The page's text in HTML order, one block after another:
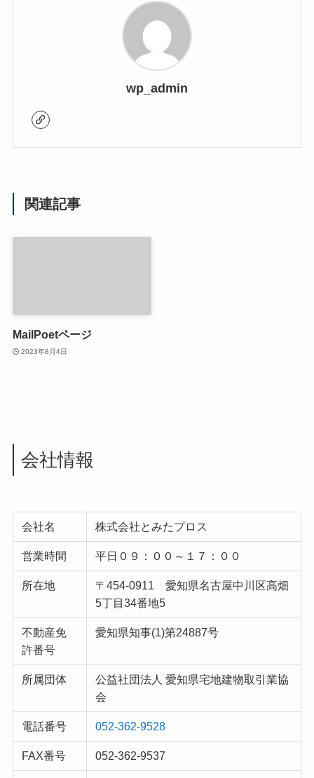
wp_admin
関連記事
MailPoetページ
2023年8月4日
会社情報
会社名 株式会社とみたプロス
営業時間 平日０９：００～１７：００
所在地
〒454-0911 愛知県名古屋中川区高畑
5丁目34番地5
不動産免
許番号
愛知県知事(1)第24887号
所属団体
公益社団法人 愛知県宅地建物取引業協
会
電話番号 052-362-9528
FAX番号 052-362-9537